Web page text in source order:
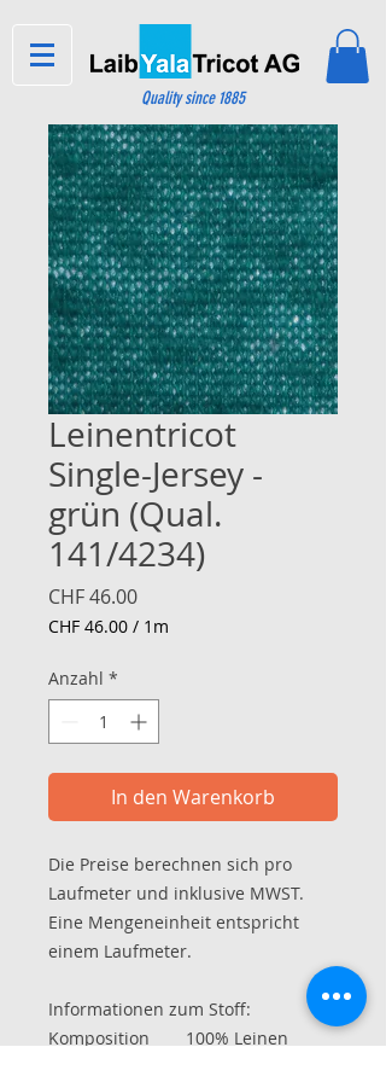
Quality since 1885
Leinentricot
Single-Jersey -
grün (Qual.
141/4234)
CHF 46.00Preis
CHF 46.00 / 1m
pro
1
Anzahl *
In den Warenkorb
Die Preise berechnen sich pro
Laufmeter und inklusive MWST.
Eine Mengeneinheit entspricht
einem Laufmeter.
Informationen zum Stoff:
Komposition
100% Leinen